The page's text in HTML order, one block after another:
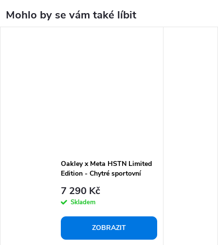
Oakley x Meta HSTN Limited
Edition - Chytré sportovní
7 290 Kč
Skladem
ZOBRAZIT